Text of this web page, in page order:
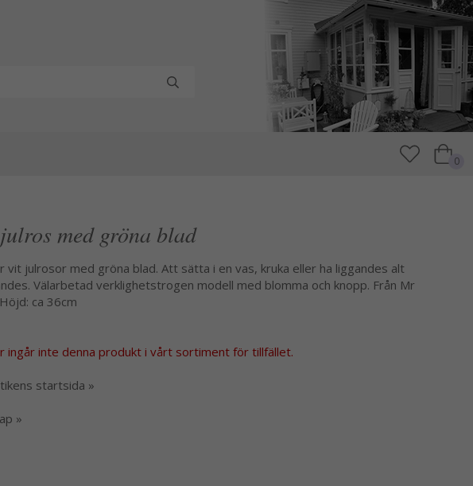
0
med gröna blad
vit julrosor med gröna blad. Att sätta i en vas, kruka eller ha liggandes alt
Välarbetad verklighetstrogen modell med blomma och knopp. Från Mr
ca 36cm
ingår inte denna produkt i vårt sortiment för tillfället.
startsida »
»